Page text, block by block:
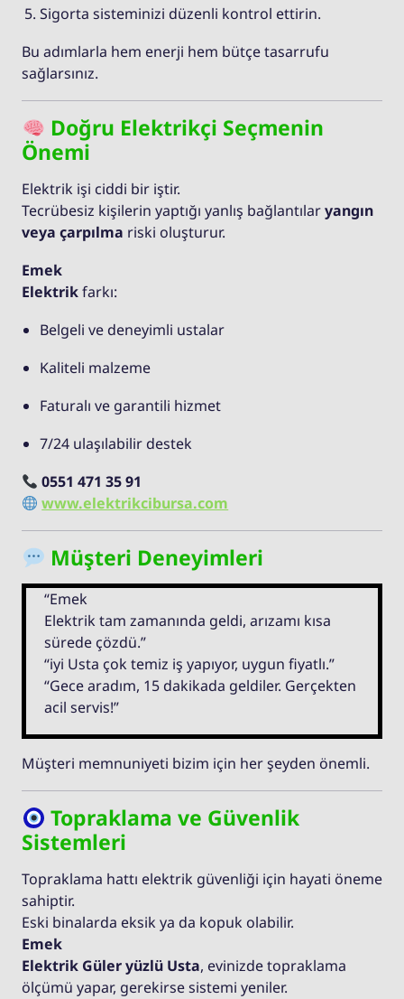
Sigorta sisteminizi düzenli kontrol ettirin.
Bu adımlarla hem enerji hem bütçe tasarrufu
sağlarsınız.
Doğru Elektrikçi Seçmenin
Önemi
Elektrik işi ciddi bir iştir.
Tecrübesiz kişilerin yaptığı yanlış bağlantılaryangın
veya çarpılma riski oluşturur.
Emek
Elektrikfarkı:
Belgeli ve deneyimli ustalar
Kaliteli malzeme
Faturalı ve garantili hizmet
7/24 ulaşılabilir destek
0551 471 35 91
www.elektrikcibursa.com
Müşteri Deneyimleri
“Emek
Elektrik tam zamanında geldi, arızamı kısa
sürede çözdü.”
“iyi Usta çok temiz iş yapıyor, uygun fiyatlı.”
“Gece aradım, 15 dakikada geldiler. Gerçekten
acil servis!”
Müşteri memnuniyeti bizim için her şeyden önemli.
Topraklama ve Güvenlik
Sistemleri
Topraklama hattı elektrik güvenliği için hayati öneme
sahiptir.
Eski binalarda eksik ya da kopuk olabilir.
Emek
Elektrik Güler yüzlü Usta, evinizde topraklama
ölçümü yapar, gerekirse sistemi yeniler.